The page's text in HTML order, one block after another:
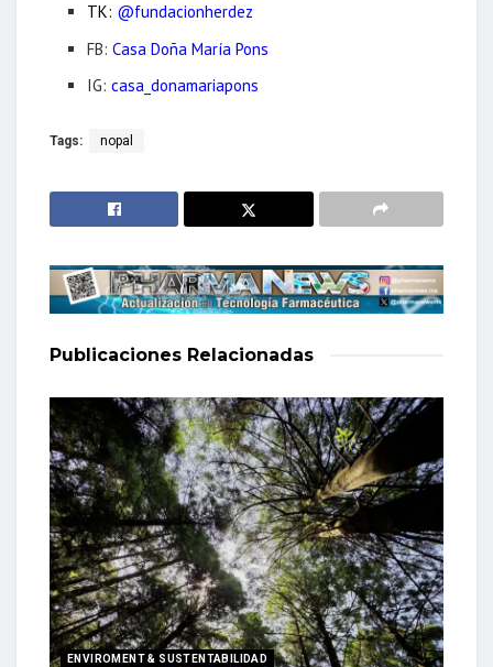
TK: @fundacionherdez
FB:Casa Doña María Pons
IG:casa_donamariapons
Tags: nopal
Publicaciones Relacionadas
ENVIROMENT & SUSTENTABILIDAD